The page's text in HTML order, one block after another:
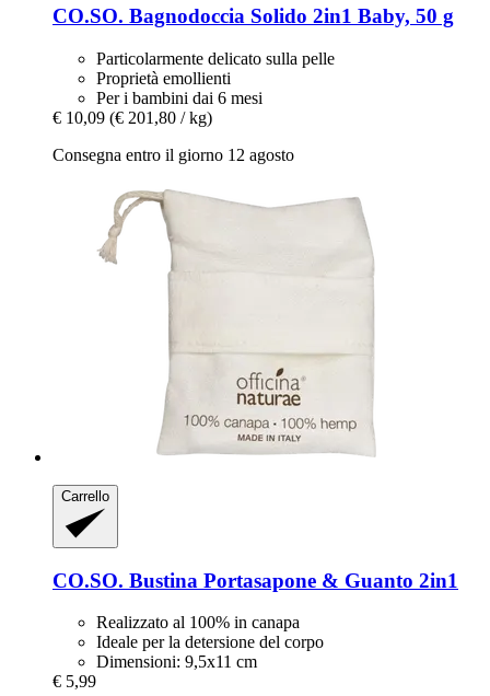
CO.SO. Bagnodoccia Solido 2in1 Baby, 50 g
Particolarmente delicato sulla pelle
Proprietà emollienti
Per i bambini dai 6 mesi
€ 10,09 (€ 201,80 / kg)
Consegna entro il giorno 12 agosto
Carrello
CO.SO. Bustina Portasapone & Guanto 2in1
Realizzato al 100% in canapa
Ideale per la detersione del corpo
Dimensioni: 9,5x11 cm
€ 5,99